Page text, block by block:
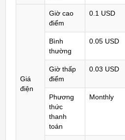
Giá
điện
Giờ cao
điểm
0.1 USD
Bình
thường
0.05 USD
Giờ thấp
điểm
0.03 USD
Phương
thức
thanh
toán
Monthly